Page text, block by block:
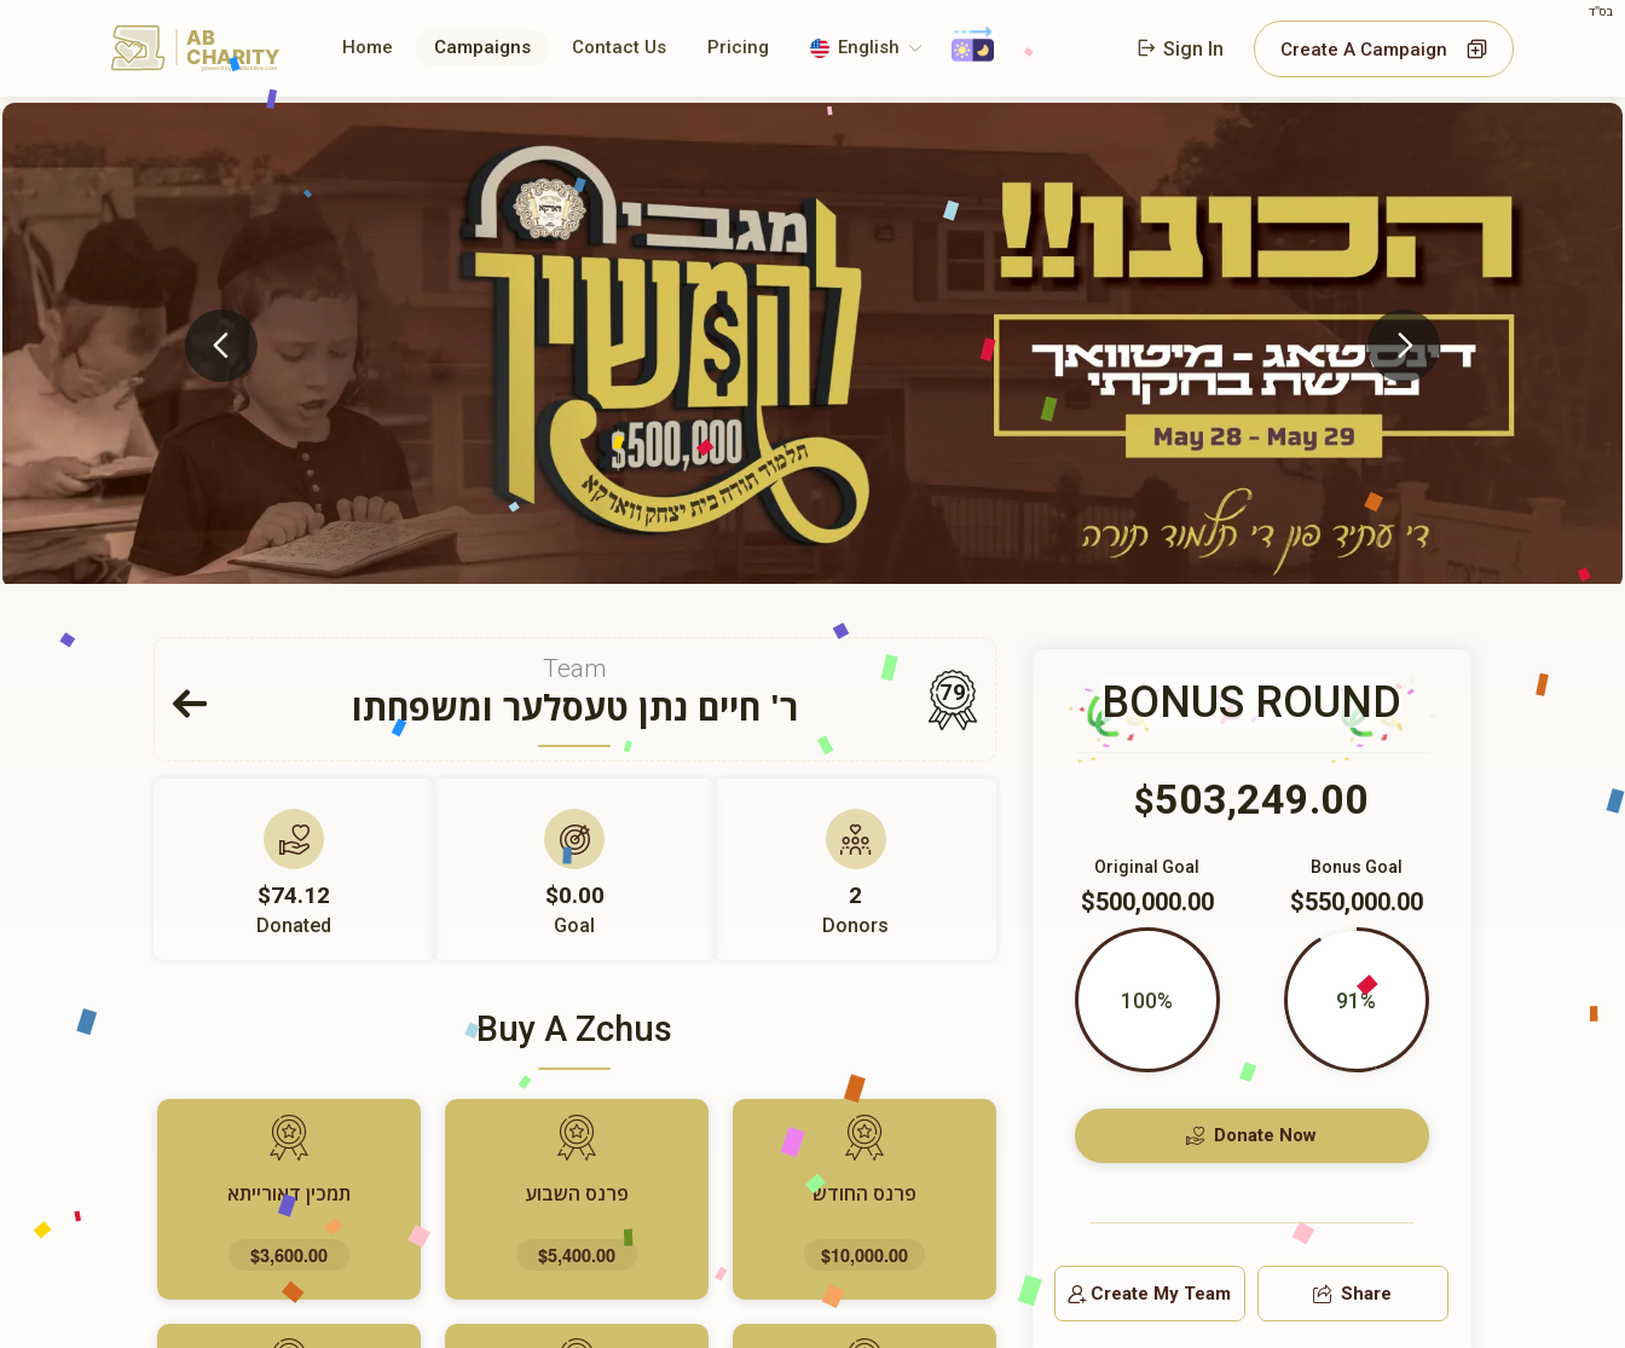
בס"ד
AB
CHARITY
powerd by ahblicklive.com
Home Campaigns Contact Us Pricing English Sign In Create A Campaign
Team
ר' חיים נתן טעסלער ומשפחתו 79
$74.12
Donated
$0.00
Goal
2
Donors
Buy A Zchus
פרנס החודש
$10,000.00
פרנס השבוע
$5,400.00
תמכין דאורייתא
$3,600.00
BONUS ROUND
$503,249.00
Bonus Goal
$550,000.00
91%
Original Goal
$500,000.00
100%
Donate Now
Create My Team Share